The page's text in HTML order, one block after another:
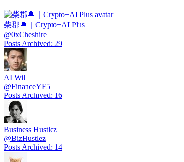
柴郡🔔｜Crypto+AI Plus
@0xCheshire
Posts Archived: 29
AI Will
@FinanceYF5
Posts Archived: 16
Business Hustlez
@BizHustlez
Posts Archived: 14